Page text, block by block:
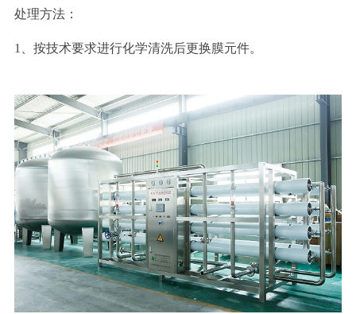
处理方法：
1、按技术要求进行化学清洗后更换膜元件。